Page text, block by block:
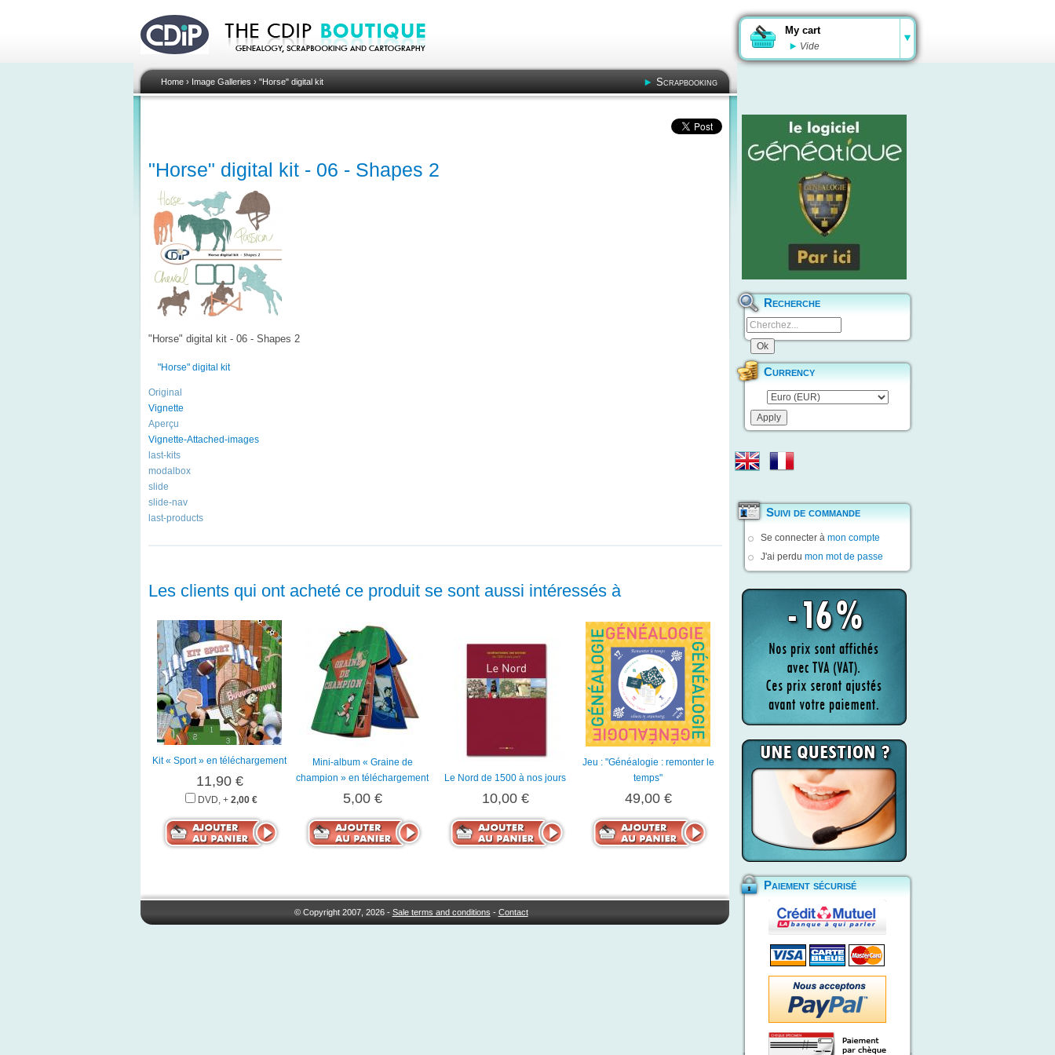
My cart
Vide
Home› Image Galleries › "Horse" digital kit Scrapbooking
"Horse" digital kit - 06 - Shapes 2
"Horse" digital kit - 06 - Shapes 2
"Horse" digital kit
Original
Vignette
Aperçu
Vignette-Attached-images
last-kits
modalbox
slide
slide-nav
last-products
Les clients qui ont acheté ce produit se sont aussi intéressés à
Kit « Sport » en téléchargement
11,90 €
DVD, + 2,00 €
Mini-album « Graine de
champion » en téléchargement
5,00 €
Le Nord de 1500 à nos jours
10,00 €
Jeu : "Généalogie : remonter le
temps"
49,00 €
© Copyright 2007, 2026 - Sale terms and conditions - Contact
Recherche
Currency
Suivi de commande
Se connecter à mon compte
J'ai perdu mon mot de passe
Paiement sécurisé